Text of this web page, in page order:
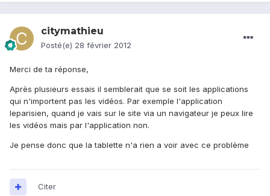
citymathieu
Posté(e) 28 février 2012
Merci de ta réponse,
Après plusieurs essais il semblerait que se soit les applications
qui n'importent pas les vidéos. Par exemple l'application
leparisien, quand je vais sur le site via un navigateur je peux lire
les vidéos mais par l'application non.
Je pense donc que la tablette n'a rien a voir avec ce problème
Citer